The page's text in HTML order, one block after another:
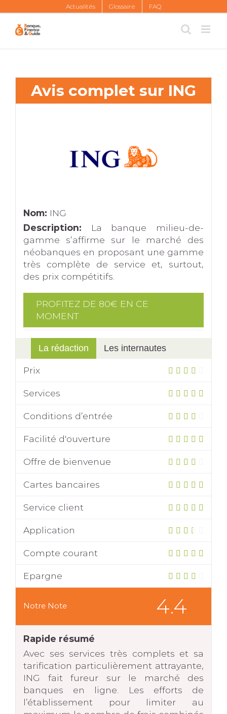
content
Actualités Glossaire FAQ
Avis complet sur ING
Nom: ING
Description: La banque milieu-de-
gamme s’affirme sur le marché des
néobanques en proposant une gamme
très complète de service et, surtout,
des prix compétitifs.
PROFITEZ DE 80€ EN CE
MOMENT
La rédaction Les internautes
Prix
Services
Conditions d’entrée
Facilité d'ouverture
Offre de bienvenue
Cartes bancaires
Service client
Application
Compte courant
Epargne
Notre Note 4.4
Rapide résumé
Avec ses services très complets et sa
tarification particulièrement attrayante,
ING fait fureur sur le marché des
banques en ligne. Les efforts de
l’établissement pour limiter au